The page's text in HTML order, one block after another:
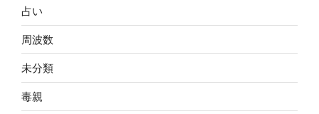
占い
周波数
未分類
毒親